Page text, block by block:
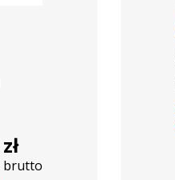
zł
brutto